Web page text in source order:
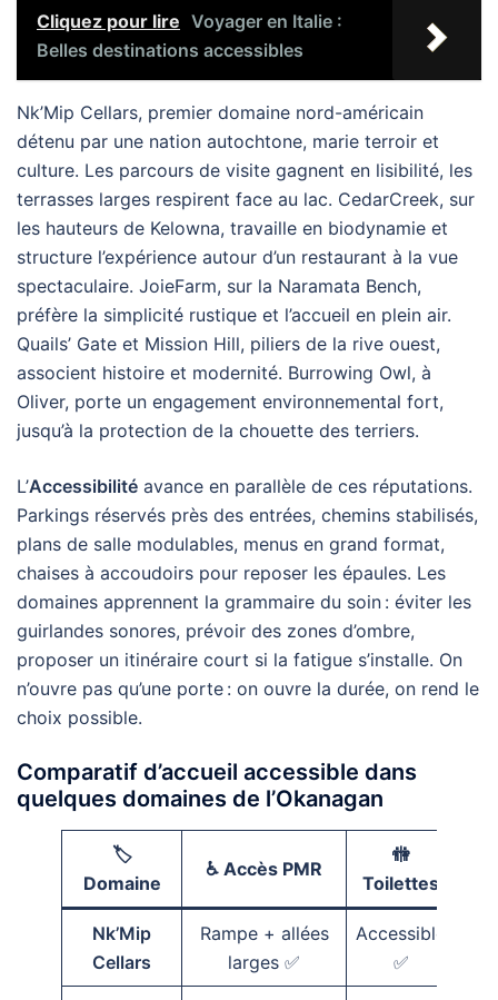
Cliquez pour lire Voyager en Italie :
Belles destinations accessibles
Nk’Mip Cellars, premier domaine nord-américain
détenu par une nation autochtone, marie terroir et
culture. Les parcours de visite gagnent en lisibilité, les
terrasses larges respirent face au lac. CedarCreek, sur
les hauteurs de Kelowna, travaille en biodynamie et
structure l’expérience autour d’un restaurant à la vue
spectaculaire. JoieFarm, sur la Naramata Bench,
préfère la simplicité rustique et l’accueil en plein air.
Quails’ Gate et Mission Hill, piliers de la rive ouest,
associent histoire et modernité. Burrowing Owl, à
Oliver, porte un engagement environnemental fort,
jusqu’à la protection de la chouette des terriers.
L’Accessibilité avance en parallèle de ces réputations.
Parkings réservés près des entrées, chemins stabilisés,
plans de salle modulables, menus en grand format,
chaises à accoudoirs pour reposer les épaules. Les
domaines apprennent la grammaire du soin : éviter les
guirlandes sonores, prévoir des zones d’ombre,
proposer un itinéraire court si la fatigue s’installe. On
n’ouvre pas qu’une porte : on ouvre la durée, on rend le
choix possible.
Comparatif d’accueil accessible dans
quelques domaines de l’Okanagan
🏷️
Domaine
♿️ Accès PMR
🚻
Toilettes
Nk’Mip
Cellars
Rampe + allées
larges ✅
Accessible
✅